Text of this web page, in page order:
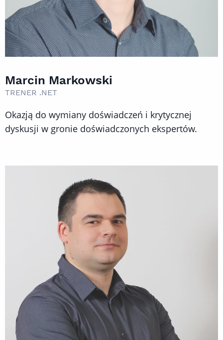
Marcin Markowski
TRENER .NET
Okazją do wymiany doświadczeń i krytycznej
dyskusji w gronie doświadczonych ekspertów.